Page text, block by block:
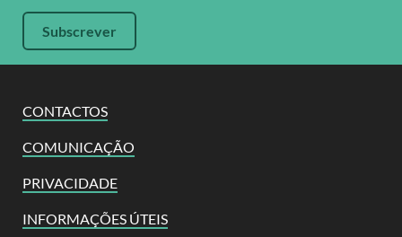
CONTACTOS
COMUNICAÇÃO
PRIVACIDADE
INFORMAÇÕES ÚTEIS